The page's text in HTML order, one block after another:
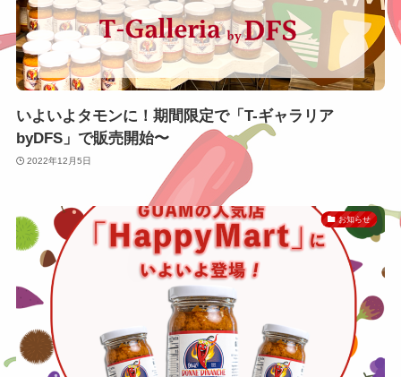
いよいよタモンに！期間限定で「T-ギャラリア
byDFS」で販売開始〜
2022年12月5日
お知らせ